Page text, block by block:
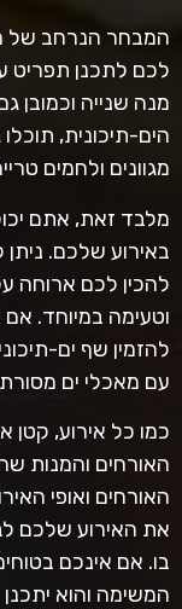
המבחר הנרחב של
לכם לתכנן תפריט
מנה שנייה וכמובן
הים-תיכונית,
מגוונים ולחמים
מלבד זאת, אתם
באירוע שלכם. ניתן
להכין לכם ארוחה
וטעימה במיוחד.
להזמין שף ים-
עם מאכלי ים
כמו כל אירוע, קטן
האורחים והמנות
האורחים ואופי
את האירוע שלכם
בו. אם אינכם
המשימה והוא